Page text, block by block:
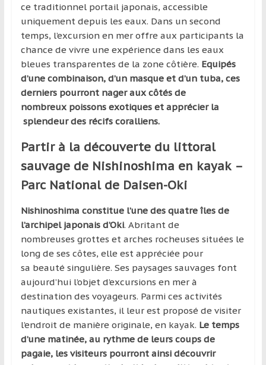
ce traditionnel portail japonais, accessible
uniquement depuis les eaux. Dans un second
temps, l’excursion en mer offre aux participants la
chance de vivre une expérience dans les eaux
bleues transparentes de la zone côtière. Equipés
d’une combinaison, d’un masque et d’un tuba, ces
derniers pourront nager aux côtés de
nombreux poissons exotiques et apprécier la
splendeur des récifs coralliens.
Partir à la découverte du littoral
sauvage de Nishinoshima en kayak –
Parc National de Daisen-Oki
Nishinoshima constitue l’une des quatre îles de
l’archipel japonais d’Oki. Abritant de
nombreuses grottes et arches rocheuses situées le
long de ses côtes, elle est appréciée pour
sa beauté singulière. Ses paysages sauvages font
aujourd’hui l’objet d’excursions en mer à
destination des voyageurs. Parmi ces activités
nautiques existantes, il leur est proposé de visiter
l’endroit de manière originale, en kayak. Le temps
d’une matinée, au rythme de leurs coups de
pagaie, les visiteurs pourront ainsi découvrir